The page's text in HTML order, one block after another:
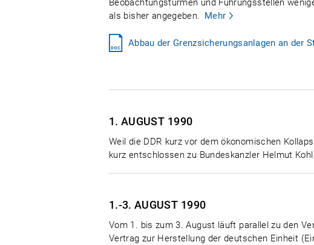
Beobachtungstürmen und Führungsstellen
als bisher angegeben. Mehr
Abbau der Grenzsicherungsanlagen an der
1. AUGUST 1990
Weil die DDR kurz vor dem ökonomischen
kurz entschlossen zu Bundeskanzler Helmut
1.-3. AUGUST 1990
Vom 1. bis zum 3. August läuft parallel zu den
Vertrag zur Herstellung der deutschen Einheit